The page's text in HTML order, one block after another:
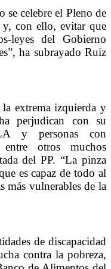
se celebre el Pleno de
con ello, evitar que
leyes del Gobierno
ha subrayado Ruiz
extrema izquierda y
perjudican con su
y personas con
otros muchos
del PP. “La pinza
es capaz de todo al
más vulnerables de la
de discapacidad
contra la pobreza,